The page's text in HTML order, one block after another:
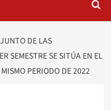
DE LAS
SEMESTRE SE SITÚA EN EL
PERIODO DE 2022